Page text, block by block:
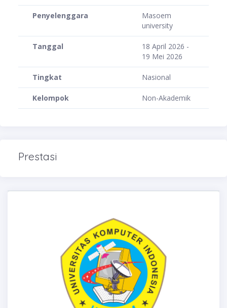
Penyelenggara
Masoem
university
Tanggal
18 April 2026 -
19 Mei 2026
Tingkat Nasional
Kelompok Non-Akademik
Prestasi